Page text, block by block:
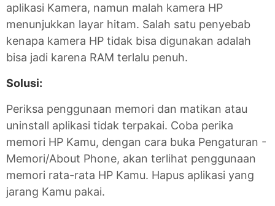
aplikasi Kamera, namun malah kamera HP
menunjukkan layar hitam. Salah satu penyebab
kenapa kamera HP tidak bisa digunakan adalah
bisa jadi karena RAM terlalu penuh.
Solusi:
Periksa penggunaan memori dan matikan atau
uninstall aplikasi tidak terpakai. Coba perika
memori HP Kamu, dengan cara buka Pengaturan -
Memori/About Phone, akan terlihat penggunaan
memori rata-rata HP Kamu. Hapus aplikasi yang
jarang Kamu pakai.